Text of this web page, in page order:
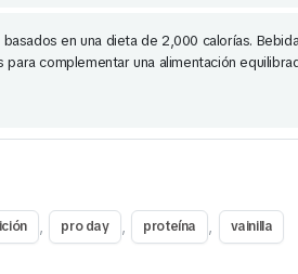
en una dieta de 2,000 calorías.
complementar una alimentación
, pro day , proteína , vainilla